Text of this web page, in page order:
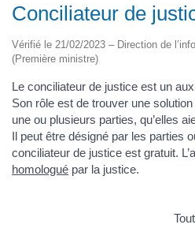
Conciliateur de
Vérifié le 21/02/2023 – Direction de
(Première ministre)
Le conciliateur de justice est un
Son rôle est de trouver une
une ou plusieurs parties, qu’elles
Il peut être désigné par les parties
conciliateur de justice est gratuit.
homologué par la justice.